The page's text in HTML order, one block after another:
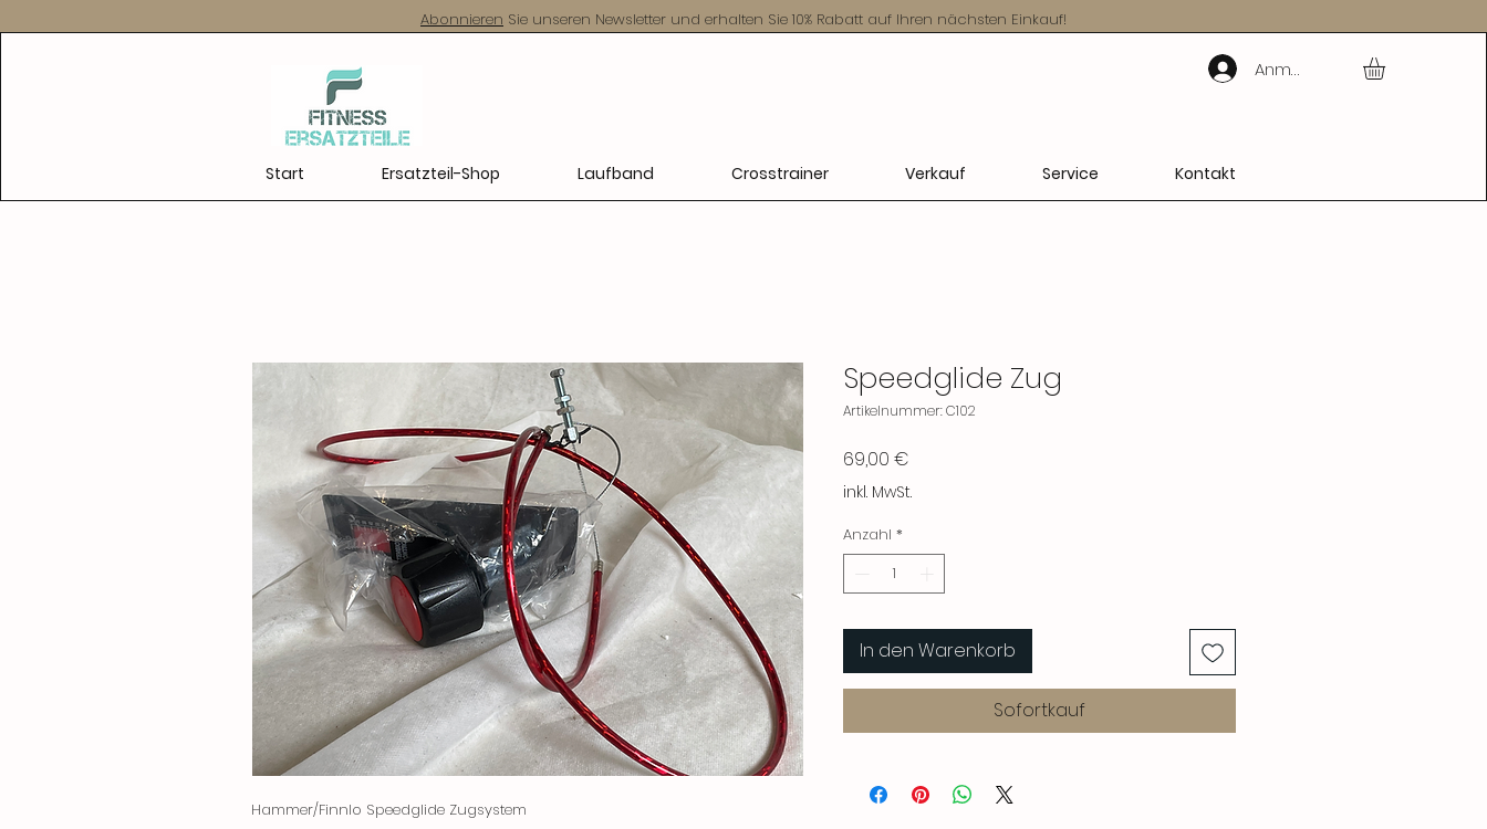
Abonnieren Sie unseren Newsletter und erhalten Sie 10% Rabatt auf Ihren nächsten Einkauf!
Anmelden
Start Ersatzteil-Shop Laufband Crosstrainer Verkauf Service Kontakt
Hammer/Finnlo Speedglide Zugsystem
Speedglide Zug
Artikelnummer: C102
69,00 €
inkl. MwSt.
Anzahl *
In den Warenkorb
Sofortkauf